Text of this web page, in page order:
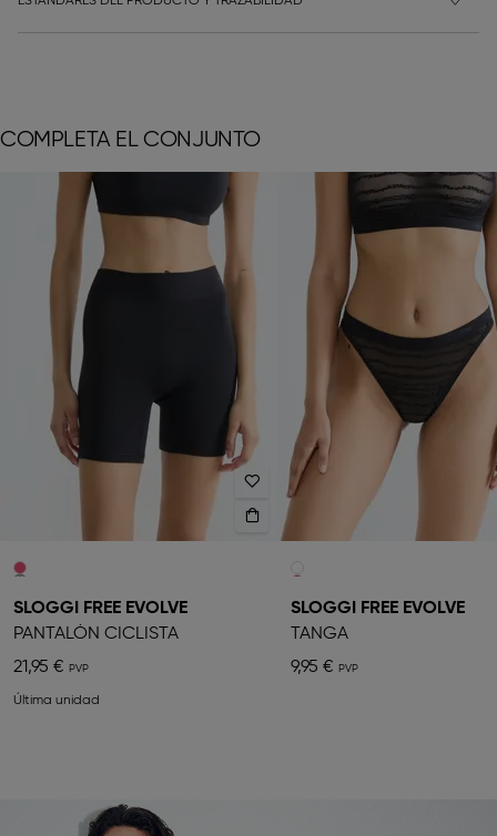
COMPLETA EL CONJUNTO
SLOGGI FREE EVOLVE
PANTALÓN CICLISTA
21,95 €
Última unidad
SLOGGI FREE EVOLVE
TANGA
9,95 €